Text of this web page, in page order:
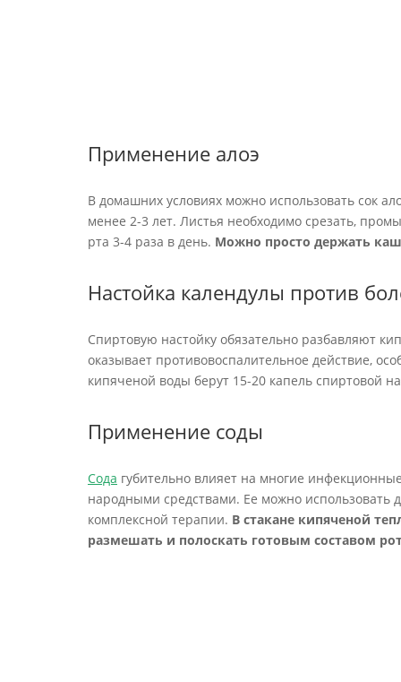
Применение алоэ
В домашних условиях можно использовать сок
менее 2-3 лет. Листья необходимо срезать,
рта 3-4 раза в день. Можно просто держать
Настойка календулы против
Спиртовую настойку обязательно разбавляют
оказывает противовоспалительное действие,
кипяченой воды берут 15-20 капель спиртовой
Применение соды
Сода губительно влияет на многие
народными средствами. Ее можно использовать
комплексной терапии. В стакане кипяченой
размешать и полоскать готовым составом